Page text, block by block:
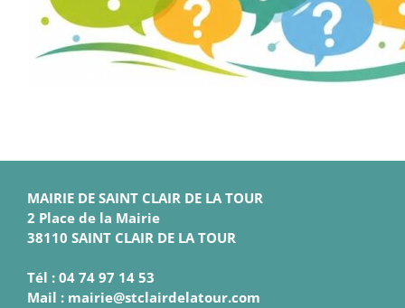
MAIRIE DE SAINT CLAIR DE LA TOUR
2 Place de la Mairie
38110 SAINT CLAIR DE LA TOUR
Tél : 04 74 97 14 53
Mail : mairie@stclairdelatour.com